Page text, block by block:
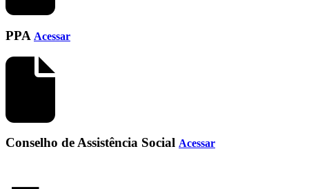
PPA Acessar
Conselho de Assistência Social Acessar